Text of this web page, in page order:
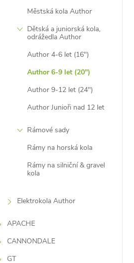
Městská kola Author
Dětská a juniorská kola,
odrážedla Author
Author 4-6 let (16")
Author 6-9 let (20")
Author 9-12 let (24")
Author Junioři nad 12 let
Rámové sady
Rámy na horská kola
Rámy na silniční & gravel
kola
Elektrokola Author
APACHE
CANNONDALE
GT